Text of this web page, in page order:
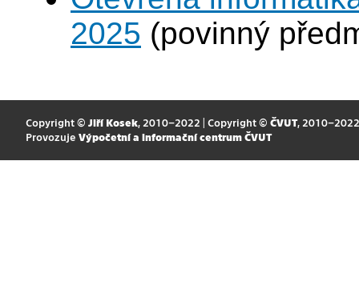
2025 (povinný
Copyright © Jiří Kosek, 2010–2022 | Copyright © ČVUT, 2010–2022
Provozuje Výpočetní a informační centrum ČVUT